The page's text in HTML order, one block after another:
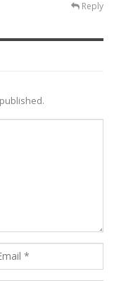
Reply